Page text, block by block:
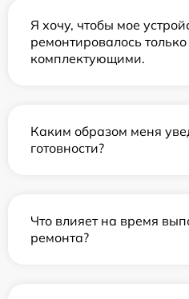
Я хочу, чтобы мое
ремонтировалось
комплектующими.
Каким образом меня
готовности?
Что влияет на время
ремонта?